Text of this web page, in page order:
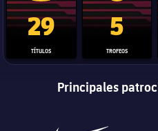
Trofeo de La Liga
29
TÍTULOS
Trofeo de
5
TROFEOS
Principales